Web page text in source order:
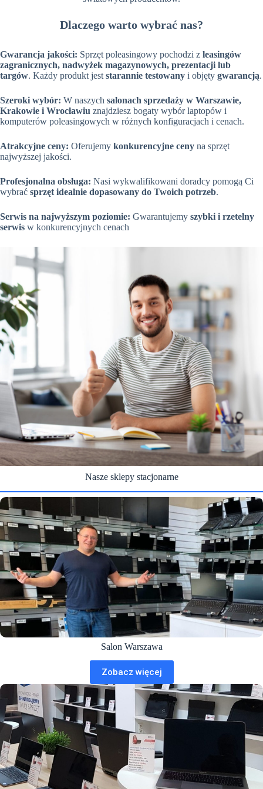
Dlaczego warto wybrać nas?
Gwarancja jakości: Sprzęt poleasingowy pochodzi z leasingów
zagranicznych, nadwyżek magazynowych, prezentacji lub
targów. Każdy produkt jest starannie testowany i objęty gwarancją.
Szeroki wybór: W naszych salonach sprzedaży w Warszawie,
Krakowie i Wrocławiu znajdziesz bogaty wybór laptopów i
komputerów poleasingowych w różnych konfiguracjach i cenach.
Atrakcyjne ceny: Oferujemy konkurencyjne ceny na sprzęt
najwyższej jakości.
Profesjonalna obsługa: Nasi wykwalifikowani doradcy pomogą Ci
wybrać sprzęt idealnie dopasowany do Twoich potrzeb.
Serwis na najwyższym poziomie: Gwarantujemy szybki i rzetelny
serwis w konkurencyjnych cenach
Nasze sklepy stacjonarne
Salon Warszawa
Zobacz więcej